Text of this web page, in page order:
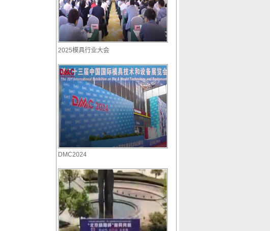
2025模具行业大会
DMC2024